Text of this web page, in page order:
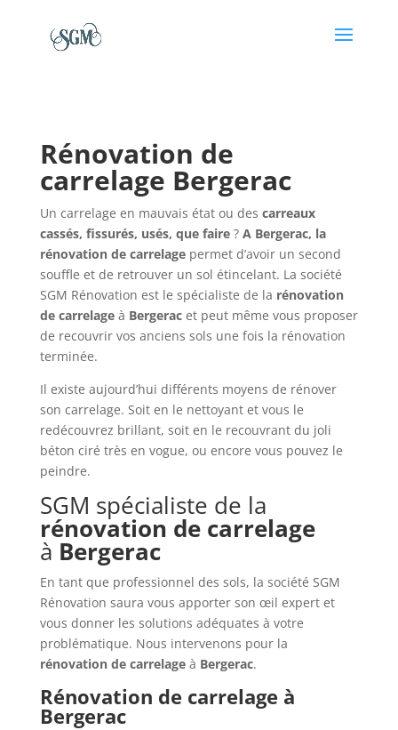
Rénovation de
carrelage Bergerac
Un carrelage en mauvais état ou des carreaux
cassés, fissurés, usés, que faire? A Bergerac, la
rénovation de carrelage permet d’avoir un second
souffle et de retrouver un sol étincelant. La société
SGM Rénovation est le spécialiste de la rénovation
de carrelageà Bergeracet peut même vous proposer
de recouvrir vos anciens sols une fois la rénovation
terminée.
Il existe aujourd’hui différents moyens de rénover
son carrelage. Soit en le nettoyant et vous le
redécouvrez brillant, soit en le recouvrant du joli
béton ciré très en vogue, ou encore vous pouvez le
peindre.
SGM spécialiste de la
rénovation de carrelage
à Bergerac
En tant que professionnel des sols, la société SGM
Rénovation saura vous apporter son œil expert et
vous donner les solutions adéquates à votre
problématique. Nous intervenons pour la
rénovation de carrelageà Bergerac.
Rénovation de carrelage à
Bergerac